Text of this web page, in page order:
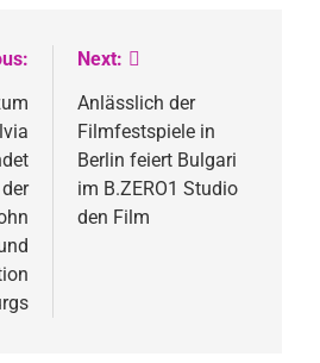
Next:
Anlässlich der
Filmfestspiele in
Berlin feiert Bulgari
im B.ZERO1 Studio
den Film